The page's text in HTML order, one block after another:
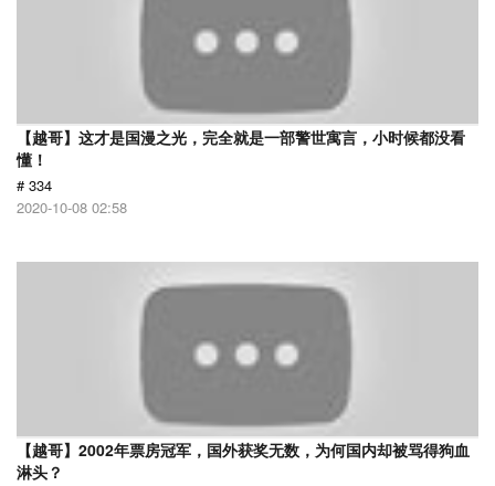
【越哥】这才是国漫之光，完全就是一部警世寓言，小时候都没看
懂！
# 334
2020-10-08 02:58
【越哥】2002年票房冠军，国外获奖无数，为何国内却被骂得狗血
淋头？